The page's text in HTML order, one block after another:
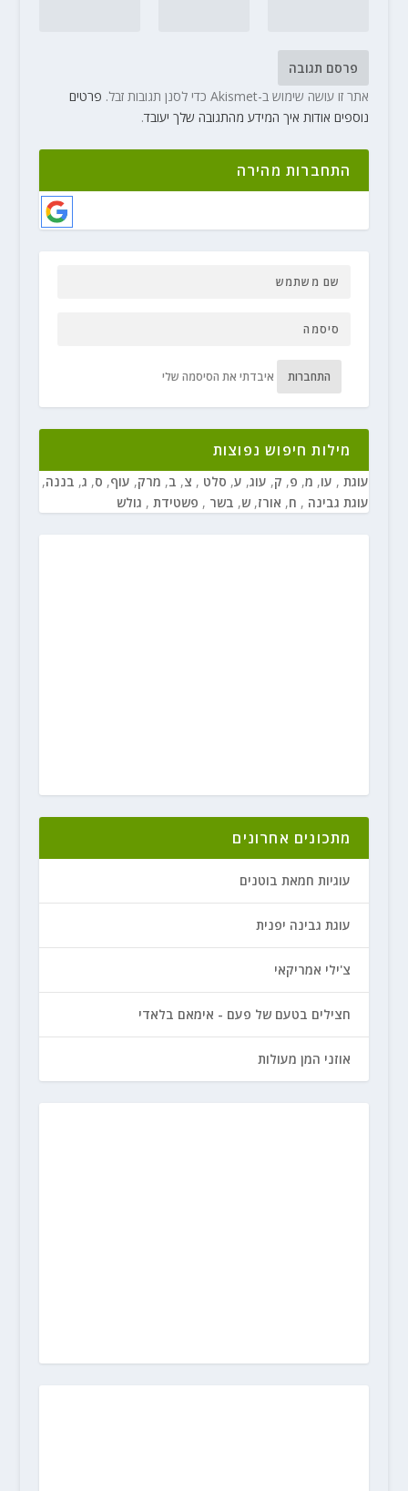
אתר זו עושה שימוש ב-Akismet כדי לסנן תגובות זבל.
פרטים
נוספים אודות איך המידע מהתגובה שלך יעובד.
התחברות מהירה
התחברות איבדתי את הסיסמה שלי
מילות חיפוש נפוצות
עוגת , עו, מ, פ, ק, עוג, ע, סלט , צ, ב, מרק, עוף, ס, ג, בננה,
עוגת גבינה , ח, אורז, ש, בשר , פשטידת , גולש
מתכונים אחרונים
עוגיות חמאת בוטנים
עוגת גבינה יפנית
צ'ילי אמריקאי
חצילים בטעם של פעם - אימאם בלאדי
אוזני המן מעולות